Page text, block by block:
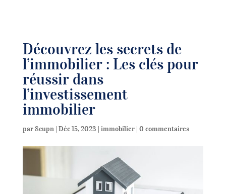
Découvrez les secrets de
l’immobilier : Les clés pour
réussir dans
l’investissement
immobilier
par 8cupn| Déc 15, 2023 | immobilier| 0 commentaires